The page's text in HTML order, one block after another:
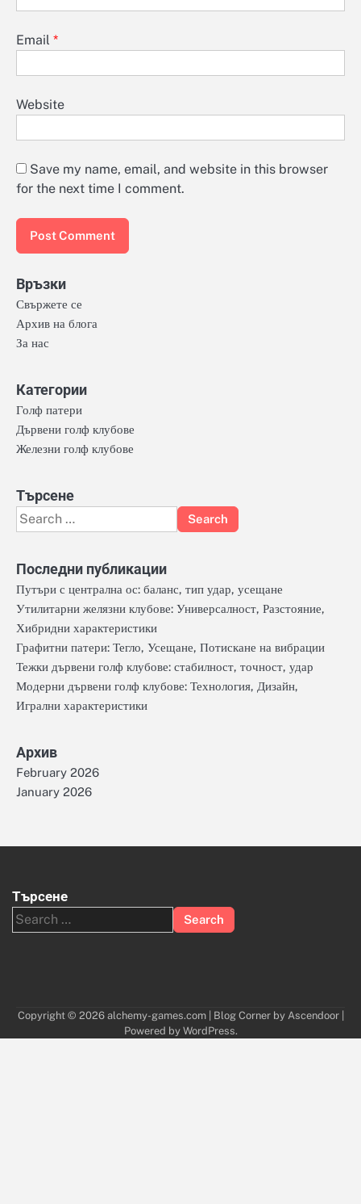
Email *
Website
Save my name, email, and website in this browser
for the next time I comment.
Връзки
Свържете се
Архив на блога
За нас
Категории
Голф патери
Дървени голф клубове
Железни голф клубове
Търсене
Search
for:
Последни публикации
Путъри с централна ос: баланс, тип удар, усещане
Утилитарни желязни клубове: Универсалност, Разстояние,
Хибридни характеристики
Графитни патери: Тегло, Усещане, Потискане на вибрации
Тежки дървени голф клубове: стабилност, точност, удар
Модерни дървени голф клубове: Технология, Дизайн,
Игрални характеристики
Архив
February 2026
January 2026
Търсене
Search
for:
Copyright © 2026 alchemy-games.com| Blog Corner by Ascendoor|
Powered by WordPress.